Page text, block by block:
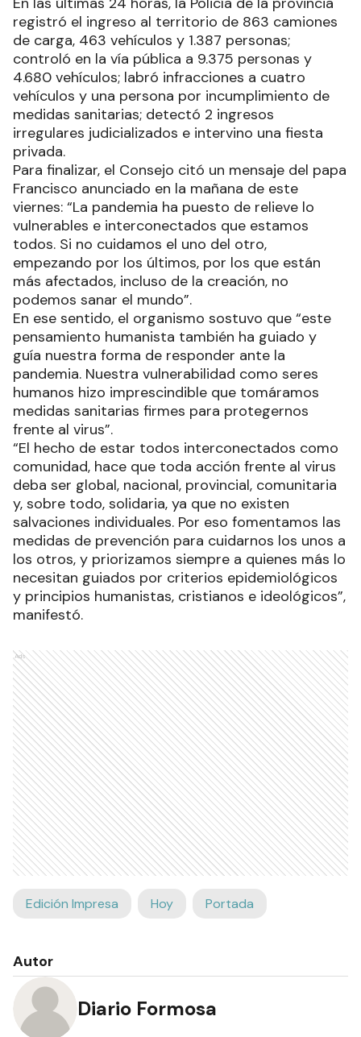
registró el ingreso al territorio de 863 camiones
de carga, 463 vehículos y 1.387 personas;
controló en la vía pública a 9.375 personas y
4.680 vehículos; labró infracciones a cuatro
vehículos y una persona por incumplimiento de
medidas sanitarias; detectó 2 ingresos
irregulares judicializados e intervino una fiesta
privada.
Para finalizar, el Consejo citó un mensaje del papa
Francisco anunciado en la mañana de este
viernes: “La pandemia ha puesto de relieve lo
vulnerables e interconectados que estamos
todos. Si no cuidamos el uno del otro,
empezando por los últimos, por los que están
más afectados, incluso de la creación, no
podemos sanar el mundo”.
En ese sentido, el organismo sostuvo que “este
pensamiento humanista también ha guiado y
guía nuestra forma de responder ante la
pandemia. Nuestra vulnerabilidad como seres
humanos hizo imprescindible que tomáramos
medidas sanitarias firmes para protegernos
frente al virus”.
“El hecho de estar todos interconectados como
comunidad, hace que toda acción frente al virus
deba ser global, nacional, provincial, comunitaria
y, sobre todo, solidaria, ya que no existen
salvaciones individuales. Por eso fomentamos las
medidas de prevención para cuidarnos los unos a
los otros, y priorizamos siempre a quienes más lo
necesitan guiados por criterios epidemiológicos
y principios humanistas, cristianos e ideológicos”,
manifestó.
Ads
Edición Impresa Hoy Portada
Autor
Diario Formosa